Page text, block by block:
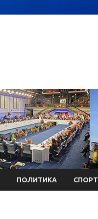
ПОЛИТИКА СПОРТ